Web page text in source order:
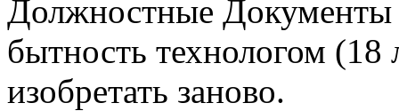
Должностные
бытность технологом (18
изобретать заново.